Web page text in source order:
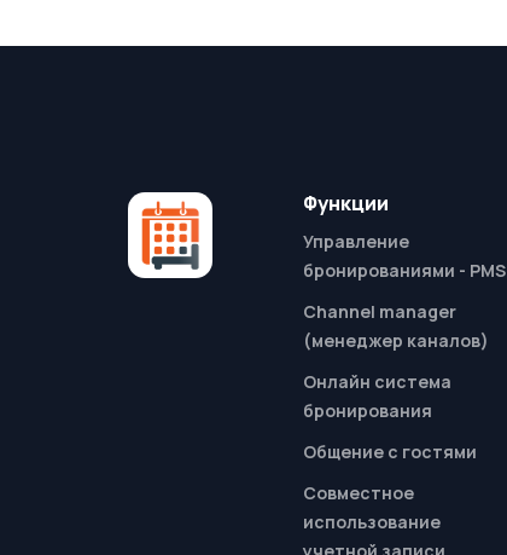
Функции
Управление
бронированиями - PMS
Channel manager
(менеджер каналов)
Онлайн система
бронирования
Общение с гостями
Совместное
использование